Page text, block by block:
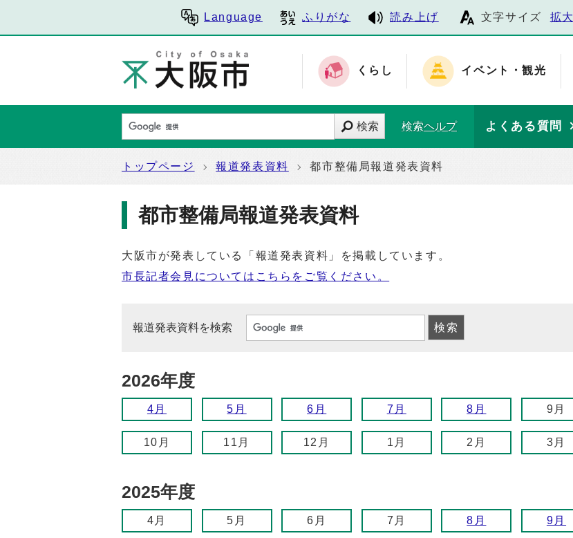
Language ふりがな 読み上げ 文字サイズ 拡大
くらし イベント・観光
検索 検索ヘルプ よくある質問
トップページ 報道発表資料 都市整備局報道発表資料
都市整備局報道発表資料
大阪市が発表している「報道発表資料」を掲載しています。
市長記者会見についてはこちらをご覧ください。
報道発表資料を検索
2026年度
4月 5月 6月 7月 8月 9月
10月 11月 12月 1月 2月 3月
2025年度
4月 5月 6月 7月 8月 9月